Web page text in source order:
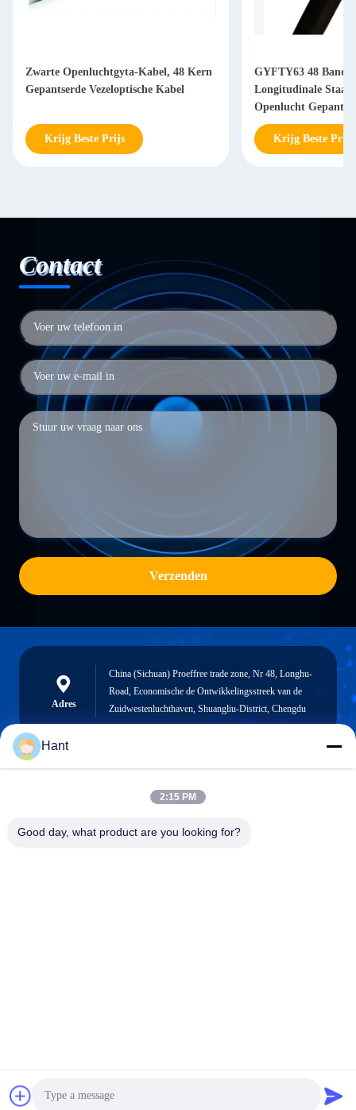
Zwarte Openluchtgyta-Kabel, 48 Kern
Gepantserde Vezeloptische Kabel
Krijg Beste Prijs
GYFTY63 48 Band
Longitudinale Staal
Openlucht
Krijg Beste Prijs
Contact
Verzenden
Adres
China (Sichuan) Proeffree trade zone, Nr 48, Longhu-
Road, Economische de Ontwikkelingsstreek van de
Zuidwestenluchthaven, Shuangliu-District, Chengdu
Sales03@chinafibercable.com
Hant
2:15 PM
Good day, what product are you looking for?